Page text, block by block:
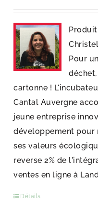
Pour
cartonne !
Cantal Auvergne
jeune entreprise
développement pour
ses valeurs
reverse 2% de
ventes en ligne à
Détails